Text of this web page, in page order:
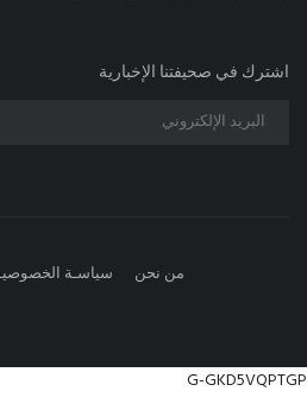
اشترك في صحيفتنا الإخبارية
من نحن سياسـة الخصوصيـة
G-GKD5VQPTGP